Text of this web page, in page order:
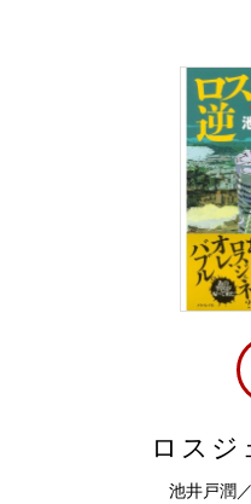
ロスジ
池井戸潤